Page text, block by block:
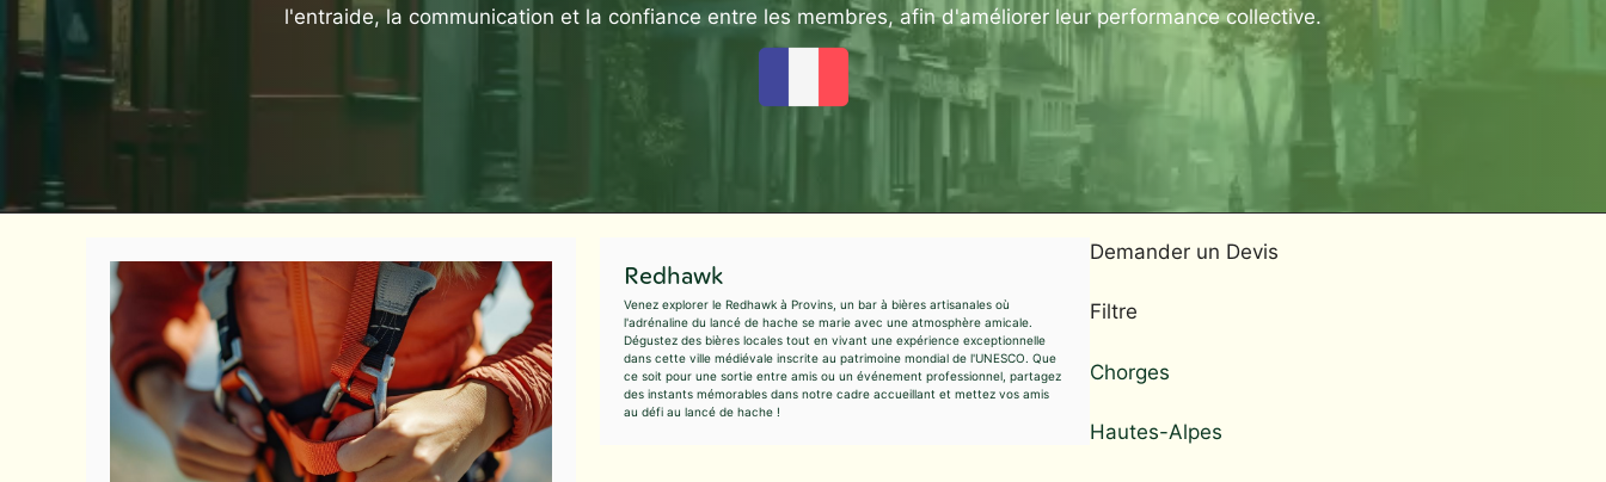
l'entraide, la communication et la confiance entre les membres, afin d'améliorer leur performance collective.
Redhawk
Venez explorer le Redhawk à Provins, un bar à bières artisanales où
l'adrénaline du lancé de hache se marie avec une atmosphère amicale.
Dégustez des bières locales tout en vivant une expérience exceptionnelle
dans cette ville médiévale inscrite au patrimoine mondial de l'UNESCO. Que
ce soit pour une sortie entre amis ou un événement professionnel, partagez
des instants mémorables dans notre cadre accueillant et mettez vos amis
au défi au lancé de hache !
Demander un Devis
Filtre
Chorges
Hautes-Alpes